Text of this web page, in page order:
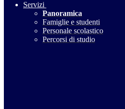
Servizi
Panoramica
Famiglie e studenti
Personale scolastico
Percorsi di studio